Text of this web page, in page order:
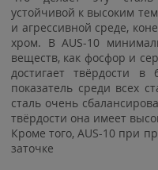
устойчивой к высоким
и агрессивной среде,
хром. В AUS-10
веществ, как фосфор и
достигает твёрдости
показатель среди всех
сталь очень
твёрдости она имеет
Кроме того, AUS-10 при
заточке